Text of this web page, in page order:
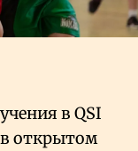
в QSI
открытом